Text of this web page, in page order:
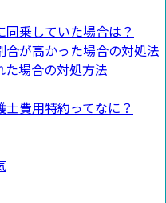
乗していた場合は？
合が高かった場合の対処法
た場合の対処方法
費用特約ってなに？